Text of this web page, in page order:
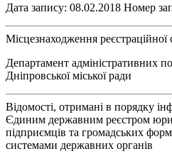
Дата запису: 08.02.2018 Номер
Місцезнаходження реєстраційної
Департамент адміністративних
Дніпровської міської ради
Відомості, отримані в порядку
Єдиним державним реєстром
підприємців та громадських
системами державних органів